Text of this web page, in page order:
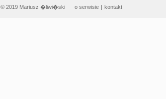
© 2019 Mariusz �liwi�ski o serwisie | kontakt